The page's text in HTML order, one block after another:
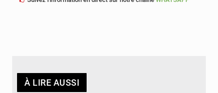
À LIRE AUSSI